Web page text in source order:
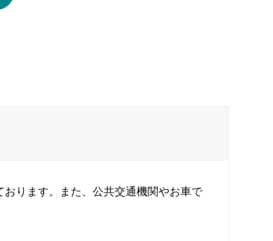
ります。また、公共交通機関やお車で